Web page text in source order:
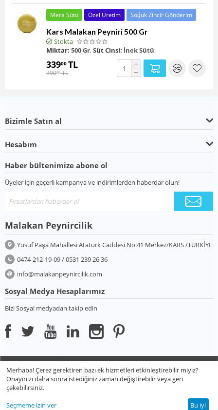
Mera Sütü Özel Üretim Soğuk Zincir Gönderim
Kars Malakan Peyniri 500 Gr
Stokta
Miktar: 500 Gr,Süt Cinsi: İnek Sütü
33900 TL
39000 TL
+
−
Bizimle Satın al
Hesabım
Haber bültenimize abone ol
Üyeler için geçerli kampanya ve indirimlerden haberdar olun!
Malakan Peynircilik
Yusuf Paşa Mahallesi Atatürk Caddesi No:41 Merkez/KARS /TÜRKİYE
0474-212-19-09 / 0531 239 26 36
info@malakanpeynircilik.com
Sosyal Medya Hesaplarımız
Bizi Sosyal medyadan takip edin
DesignGalileo Works2013-2023 Malakan Peynircilik Her Hakkı Saklıdır
Merhaba! Çerez gerektiren bazı ek hizmetleri etkinleştirebilir miyiz?
Onayınızı daha sonra istediğiniz zaman değiştirebilir veya geri
çekebilirsiniz.
Seçmeme izin ver Bu iyi